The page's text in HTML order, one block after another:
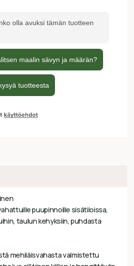
puupinnoille sisätiloissa,
taulun kehyksiin, puhdasta
mehiläisvahasta valmistettu